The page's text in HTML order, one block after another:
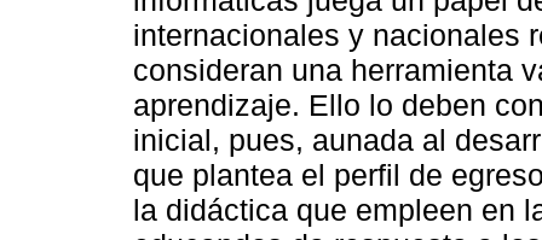
internacionales y nacionales
consideran una herramienta
aprendizaje. Ello lo deben
inicial, pues, aunada al
que plantea el perfil de
la didáctica que empleen en